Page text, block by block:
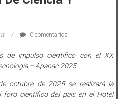
0 comentarios
de impulso científico con el XX
– Apanac 2025
octubre de 2025 se realizará la
foro científico del país en el Hotel